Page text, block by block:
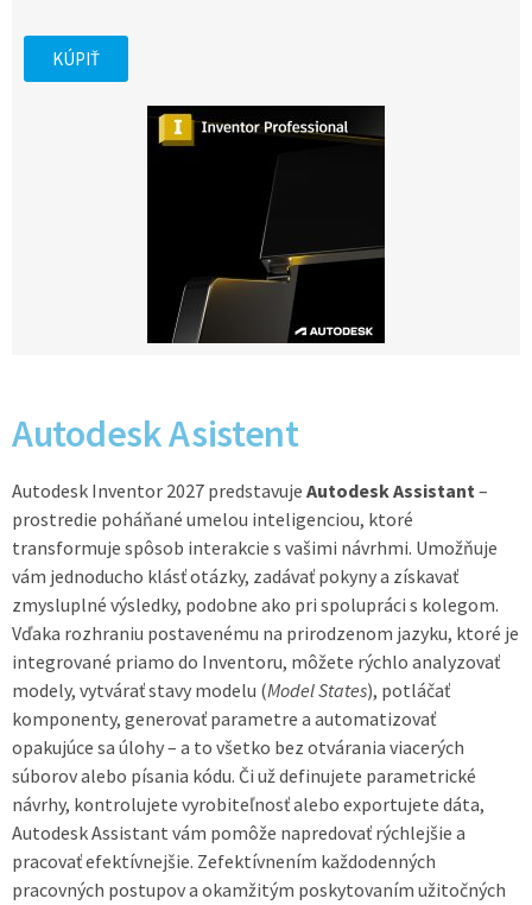
KÚPIŤ
Autodesk Asistent
Autodesk Inventor 2027 predstavuje Autodesk Assistant–
prostredie poháňané umelou inteligenciou, ktoré
transformuje spôsob interakcie s vašimi návrhmi. Umožňuje
vám jednoducho klásť otázky, zadávať pokyny a získavať
zmysluplné výsledky, podobne ako pri spolupráci s kolegom.
Vďaka rozhraniu postavenému na prirodzenom jazyku, ktoré je
integrované priamo do Inventoru, môžete rýchlo analyzovať
modely, vytvárať stavy modelu (Model States), potláčať
komponenty, generovať parametre a automatizovať
opakujúce sa úlohy – a to všetko bez otvárania viacerých
súborov alebo písania kódu. Či už definujete parametrické
návrhy, kontrolujete vyrobiteľnosť alebo exportujete dáta,
Autodesk Assistant vám pomôže napredovať rýchlejšie a
pracovať efektívnejšie. Zefektívnením každodenných
pracovných postupov a okamžitým poskytovaním užitočných